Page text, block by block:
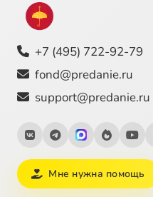
+7 (495) 722-92-79
fond@predanie.ru
support@predanie.ru
Мне нужна помощь